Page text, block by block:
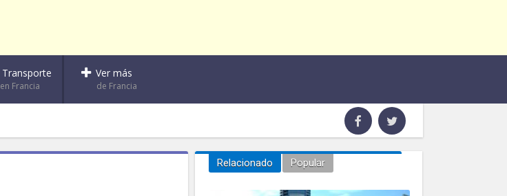
Transporte
en Francia
Ver más
de Francia
Relacionado Popular